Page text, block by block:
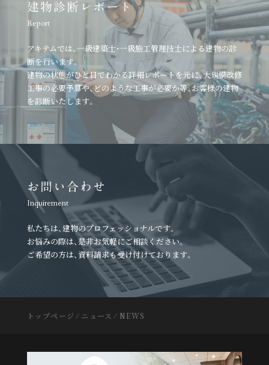
建物診断レポート
Report
アキテムでは、一級建築士・一級施工管理技士による建物の診
断を行います。
建物の状態がひと目でわかる詳細レポートを元に、大規模改修
工事の必要予算や、どのような工事が必要か等、お客様の建物
を診断いたします。
お問い合わせ
Inquirement
私たちは、建物のプロフェッショナルです。
お悩みの際は、是非お気軽にご相談ください。
ご希望の方は、資料請求も受け付けております。
トップページ ⁄ ニュース ⁄ NEWS